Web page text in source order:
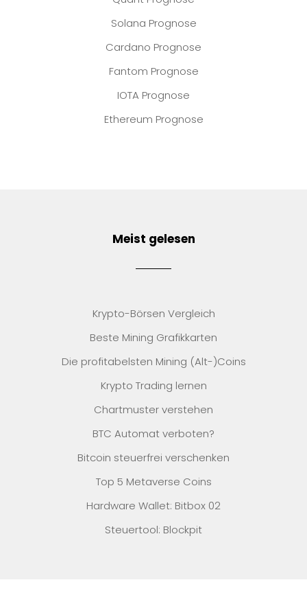
Solana Prognose
Cardano Prognose
Fantom Prognose
IOTA Prognose
Ethereum Prognose
Meist gelesen
Krypto-Börsen Vergleich
Beste Mining Grafikkarten
Die profitabelsten Mining (Alt-)Coins
Krypto Trading lernen
Chartmuster verstehen
BTC Automat verboten?
Bitcoin steuerfrei verschenken
Top 5 Metaverse Coins
Hardware Wallet: Bitbox 02
Steuertool: Blockpit